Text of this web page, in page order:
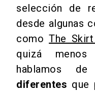
selección de
desde algunas
comoThe
quizá
hablamos
diferentes que